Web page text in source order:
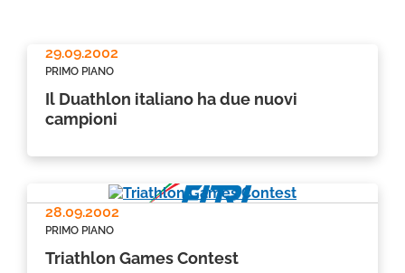
29.09.2002
PRIMO PIANO
Il Duathlon italiano ha due nuovi
campioni
28.09.2002
PRIMO PIANO
Triathlon Games Contest